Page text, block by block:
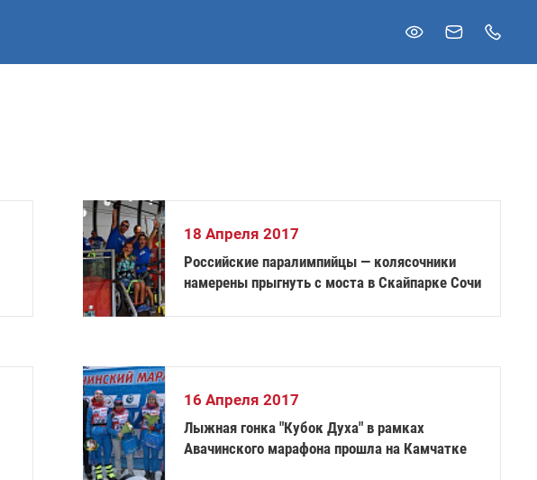
18 Апреля 2017
Российские паралимпийцы — колясочники
намерены прыгнуть с моста в Скайпарке Сочи
16 Апреля 2017
Лыжная гонка "Кубок Духа" в рамках
Авачинского марафона прошла на Камчатке